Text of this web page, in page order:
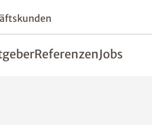
ReferenzenJobs